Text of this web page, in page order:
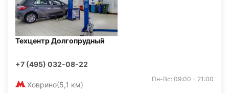
Техцентр Долгопрудный
+7 (495) 032-08-22
Ховрино(5,1 км)
Пн-Вс: 09:00 - 21:00